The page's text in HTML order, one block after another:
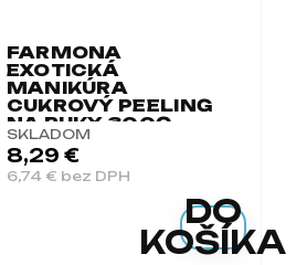
FARMONA
EXOTICKÁ
MANIKÚRA
CUKROVÝ PEELING
NA RUKY 300G
SKLADOM
6,74 € bez DPH
8,29 €
DO
KOŠÍKA